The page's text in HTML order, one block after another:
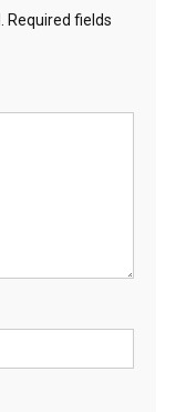
Required fields